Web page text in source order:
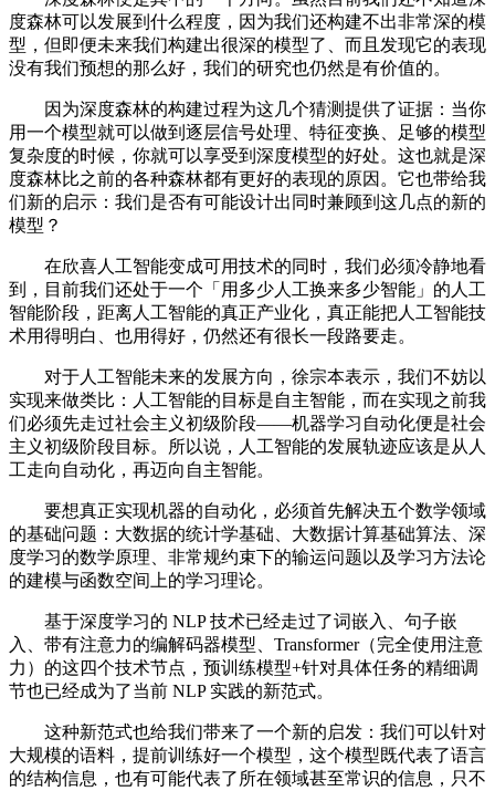
度森林可以发展到什么程度，因为我们还构建不出非常深的模
型，但即便未来我们构建出很深的模型了、而且发现它的表现
没有我们预想的那么好，我们的研究也仍然是有价值的。
因为深度森林的构建过程为这几个猜测提供了证据：当你
用一个模型就可以做到逐层信号处理、特征变换、足够的模型
复杂度的时候，你就可以享受到深度模型的好处。这也就是深
度森林比之前的各种森林都有更好的表现的原因。它也带给我
们新的启示：我们是否有可能设计出同时兼顾到这几点的新的
模型？
在欣喜人工智能变成可用技术的同时，我们必须冷静地看
到，目前我们还处于一个「用多少人工换来多少智能」的人工
智能阶段，距离人工智能的真正产业化，真正能把人工智能技
术用得明白、也用得好，仍然还有很长一段路要走。
对于人工智能未来的发展方向，徐宗本表示，我们不妨以
实现来做类比：人工智能的目标是自主智能，而在实现之前我
们必须先走过社会主义初级阶段——机器学习自动化便是社会
主义初级阶段目标。所以说，人工智能的发展轨迹应该是从人
工走向自动化，再迈向自主智能。
要想真正实现机器的自动化，必须首先解决五个数学领域
的基础问题：大数据的统计学基础、大数据计算基础算法、深
度学习的数学原理、非常规约束下的输运问题以及学习方法论
的建模与函数空间上的学习理论。
基于深度学习的 NLP 技术已经走过了词嵌入、句子嵌
入、带有注意力的编解码器模型、Transformer（完全使用注意
力）的这四个技术节点，预训练模型+针对具体任务的精细调
节也已经成为了当前 NLP 实践的新范式。
这种新范式也给我们带来了一个新的启发：我们可以针对
大规模的语料，提前训练好一个模型，这个模型既代表了语言
的结构信息，也有可能代表了所在领域甚至常识的信息，只不